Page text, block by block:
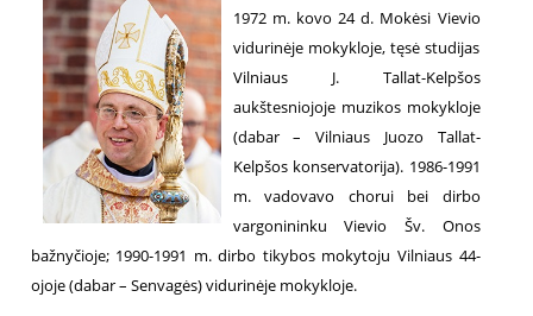
1972 m. kovo 24 d. Mokėsi Vievio
vidurinėje mokykloje, tęsė studijas
Vilniaus J. Tallat-Kelpšos
aukštesniojoje muzikos mokykloje
(dabar – Vilniaus Juozo Tallat-
Kelpšos konservatorija). 1986-1991
m. vadovavo chorui bei dirbo
vargonininku Vievio Šv. Onos
bažnyčioje; 1990-1991 m. dirbo tikybos mokytoju Vilniaus 44-
ojoje (dabar – Senvagės) vidurinėje mokykloje.